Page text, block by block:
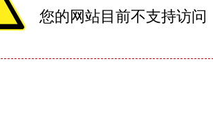
您的网站目前不支持访